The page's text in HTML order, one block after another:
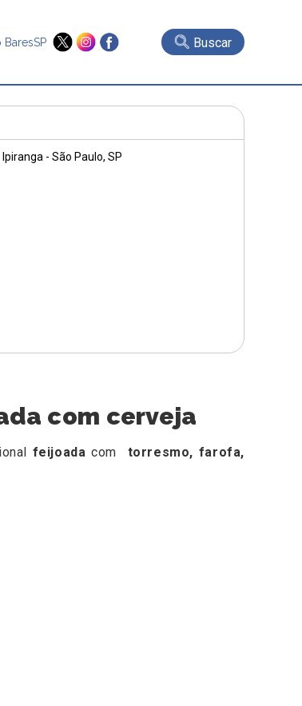
Buscar
Ipiranga - São Paulo, SP
com cerveja
feijoada com torresmo, farofa,